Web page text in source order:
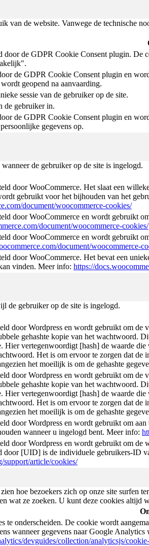
van de website. Vanwege de technische
door de GDPR Cookie Consent plugin. De
de GDPR Cookie Consent plugin en
geopend na aanvaarding.
sessie van de gebruiker op de site.
de gebruiker in.
de GDPR Cookie Consent plugin en
gegevens op.
de gebruiker op de site is ingelogd.
door WooCommerce. Het slaat een
gebruikt voor het bijhouden van het
document/woocommerce-cookies/
door WooCommerce en wordt gebruikt
document/woocommerce-cookies/
door WooCommerce en wordt gebruikt
document/woocommerce-
door WooCommerce. Het bevat een
vinden. Meer info: https://
de gebruiker op de site is ingelogd.
door Wordpress en wordt gebruikt om de
gehashte kopie van het wachtwoord.
Hier vertegenwoordigt [hash] de waarde
Het is om ervoor te zorgen dat
het moeilijk is om de gehashte
door Wordpress en wordt gebruikt om de
gehashte kopie van het wachtwoord.
Hier vertegenwoordigt [hash] de waarde
Het is om ervoor te zorgen dat
het moeilijk is om de gehashte
door Wordpress en wordt gebruikt om
wanneer u ingelogd bent. Meer info:
door Wordpress en wordt gebruikt om de
door [UID] is de individuele gebruikers-ID
support/article/cookies/
hoe bezoekers zich op onze site
wat ze zoeken. U kunt deze cookies altijd
te onderscheiden. De cookie wordt
wanneer gegevens naar Google Analytics
devguides/collection/analyticsjs/